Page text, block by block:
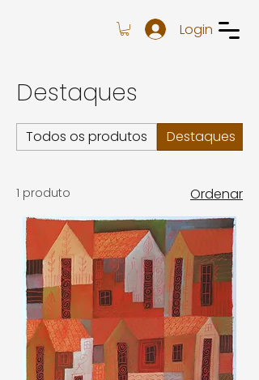
Login
Destaques
Todos os produtos Destaques
1 produto Ordenar